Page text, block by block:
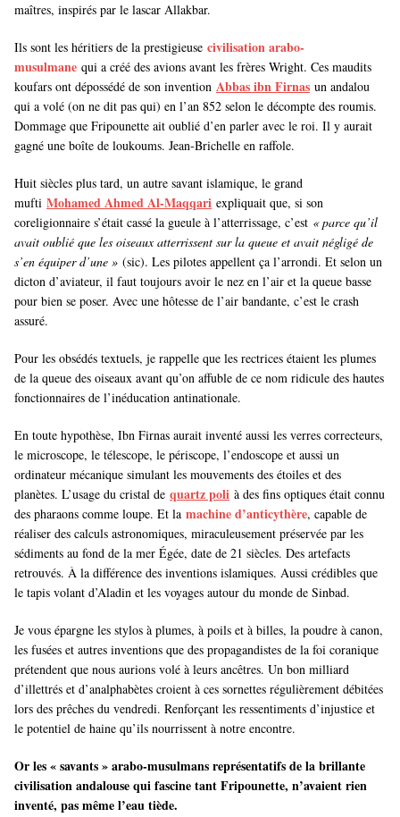
maîtres, inspirés par le lascar Allakbar.
Ils sont les héritiers de la prestigieuse civilisation arabo-
musulmane qui a créé des avions avant les frères Wright. Ces maudits
koufars ont dépossédé de son invention Abbas ibn Firnas un andalou
qui a volé (on ne dit pas qui) en l’an 852 selon le décompte des roumis.
Dommage que Fripounette ait oublié d’en parler avec le roi. Il y aurait
gagné une boîte de loukoums. Jean-Brichelle en raffole.
Huit siècles plus tard, un autre savant islamique, le grand
mufti Mohamed Ahmed Al-Maqqari expliquait que, si son
coreligionnaire s’était cassé la gueule à l’atterrissage, c’est « parce qu’il
avait oublié que les oiseaux atterrissent sur la queue et avait négligé de
s’en équiper d’une » (sic). Les pilotes appellent ça l’arrondi. Et selon un
dicton d’aviateur, il faut toujours avoir le nez en l’air et la queue basse
pour bien se poser. Avec une hôtesse de l’air bandante, c’est le crash
assuré.
Pour les obsédés textuels, je rappelle que les rectrices étaient les plumes
de la queue des oiseaux avant qu’on affuble de ce nom ridicule des hautes
fonctionnaires de l’inéducation antinationale.
En toute hypothèse, Ibn Firnas aurait inventé aussi les verres correcteurs,
le microscope, le télescope, le périscope, l’endoscope et aussi un
ordinateur mécanique simulant les mouvements des étoiles et des
planètes. L’usage du cristal de quartz poli à des fins optiques était connu
des pharaons comme loupe. Et la machine d’anticythère, capable de
réaliser des calculs astronomiques, miraculeusement préservée par les
sédiments au fond de la mer Égée, date de 21 siècles. Des artefacts
retrouvés. À la différence des inventions islamiques. Aussi crédibles que
le tapis volant d’Aladin et les voyages autour du monde de Sinbad.
Je vous épargne les stylos à plumes, à poils et à billes, la poudre à canon,
les fusées et autres inventions que des propagandistes de la foi coranique
prétendent que nous aurions volé à leurs ancêtres. Un bon milliard
d’illettrés et d’analphabètes croient à ces sornettes régulièrement débitées
lors des prêches du vendredi. Renforçant les ressentiments d’injustice et
le potentiel de haine qu’ils nourrissent à notre encontre.
Or les « savants » arabo-musulmans représentatifs de la brillante
civilisation andalouse qui fascine tant Fripounette, n’avaient rien
inventé, pas même l’eau tiède.